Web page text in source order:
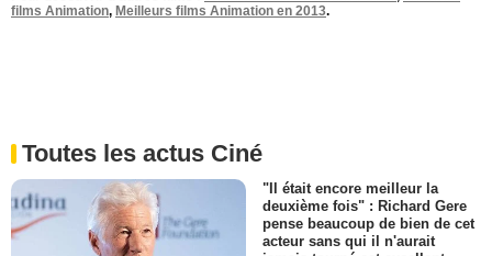
films Animation, Meilleurs films Animation en 2013.
Toutes les actus Ciné
"Il était encore meilleur la
deuxième fois" : Richard Gere
pense beaucoup de bien de cet
acteur sans qui il n'aurait